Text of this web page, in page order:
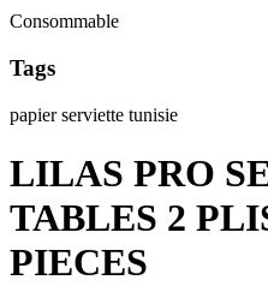
Consommable
Tags
papier serviette tunisie
LILAS PRO
TABLES 2
PIECES